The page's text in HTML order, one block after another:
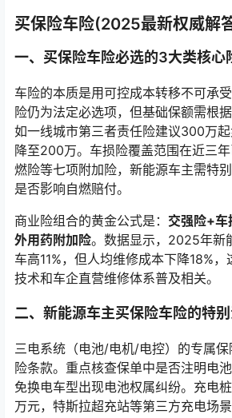
买保险车险(2025最新权威解
一、买保险车险必选的3大类核心
车险的本质是用可控成本转移不可承
险仍为法定必选项，但基础保额需根
如一线城市第三者责任险建议300万
降至200万。车损险覆盖范围在近三
燃险等七项附加险，新能源车主需特
是否影响自燃赔付。
商业险组合的黄金公式是： 交强险+
外用药附加险。数据显示，2025年新
车高11%，但人均维修成本下降18%
技术和车企直营维修体系普及相关。
二、新能源车主买保险车险的特
三电系统（电池/电机/电控）的专属
险条款。重点核查保单中是否注明电
免换电车型出现电池权属纠纷。充电
万元，特斯拉超充站等第三方充电场